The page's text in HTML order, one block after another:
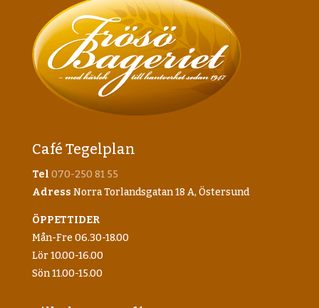
Café Tegelplan
Tel 070-250 81 55
Adress Norra Torlandsgatan 18 A, Östersund
ÖPPETTIDER
Mån-Fre 06.30-18.00
Lör 10.00-16.00
Sön 11.00-15.00